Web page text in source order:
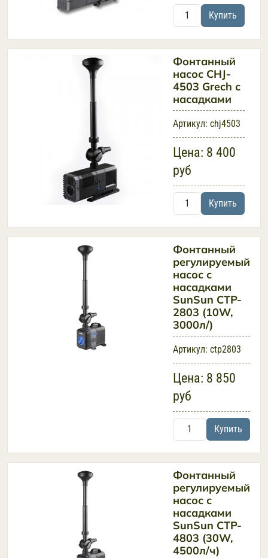
Купить
Фонтанный
насос CHJ-
4503 Grech с
насадками
Артикул: chj4503
Цена: 8 400
руб
Купить
Фонтанный
регулируемый
насос с
насадками
SunSun CTP-
2803 (10W,
3000л/)
Артикул: ctp2803
Цена: 8 850
руб
Купить
Фонтанный
регулируемый
насос с
насадками
SunSun CTP-
4803 (30W,
4500л/ч)